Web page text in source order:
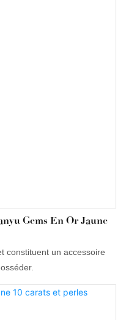
Gems En Or Jaune
constituent un accessoire